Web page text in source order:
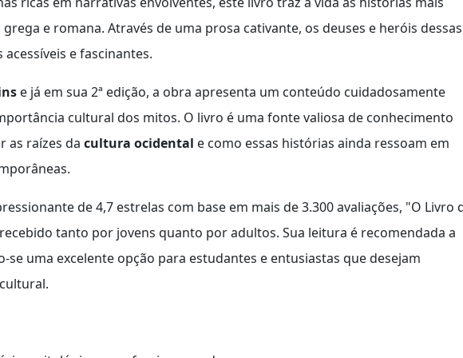
e romana. Através de uma prosa cativante, os deuses e heróis dessas
e fascinantes.
e já em sua 2ª edição, a obra apresenta um conteúdo cuidadosamente
cultural dos mitos. O livro é uma fonte valiosa de conhecimento
as raízes da cultura ocidental e como essas histórias ainda ressoam em
de 4,7 estrelas com base em mais de 3.300 avaliações, "O Livro
tanto por jovens quanto por adultos. Sua leitura é recomendada a
uma excelente opção para estudantes e entusiastas que desejam